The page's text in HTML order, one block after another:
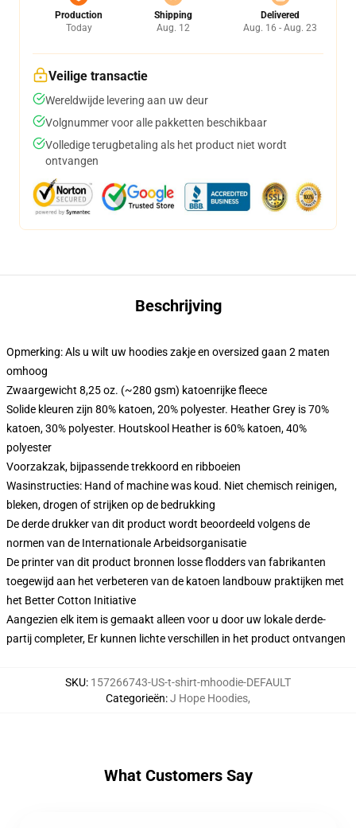
Production
Today
Shipping
Aug. 12
Delivered
Aug. 16 - Aug. 23
Veilige transactie
Wereldwijde levering aan uw deur
Volgnummer voor alle pakketten beschikbaar
Volledige terugbetaling als het product niet wordt
ontvangen
Beschrijving
Opmerking: Als u wilt uw hoodies zakje en oversized gaan 2 maten
omhoog
Zwaargewicht 8,25 oz. (~280 gsm) katoenrijke fleece
Solide kleuren zijn 80% katoen, 20% polyester. Heather Grey is 70%
katoen, 30% polyester. Houtskool Heather is 60% katoen, 40%
polyester
Voorzakzak, bijpassende trekkoord en ribboeien
Wasinstructies: Hand of machine was koud. Niet chemisch reinigen,
bleken, drogen of strijken op de bedrukking
De derde drukker van dit product wordt beoordeeld volgens de
normen van de Internationale Arbeidsorganisatie
De printer van dit product bronnen losse flodders van fabrikanten
toegewijd aan het verbeteren van de katoen landbouw praktijken met
het Better Cotton Initiative
Aangezien elk item is gemaakt alleen voor u door uw lokale derde-
partij completer, Er kunnen lichte verschillen in het product ontvangen
SKU: 157266743-US-t-shirt-mhoodie-DEFAULT
Categorieën:J Hope Hoodies,
What Customers Say